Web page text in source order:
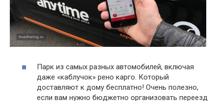
Парк из самых разных автомобилей, включая
даже «каблучок» рено карго. Который
доставляют к дому бесплатно! Очень полезно,
если вам нужно бюджетно организовать переезд